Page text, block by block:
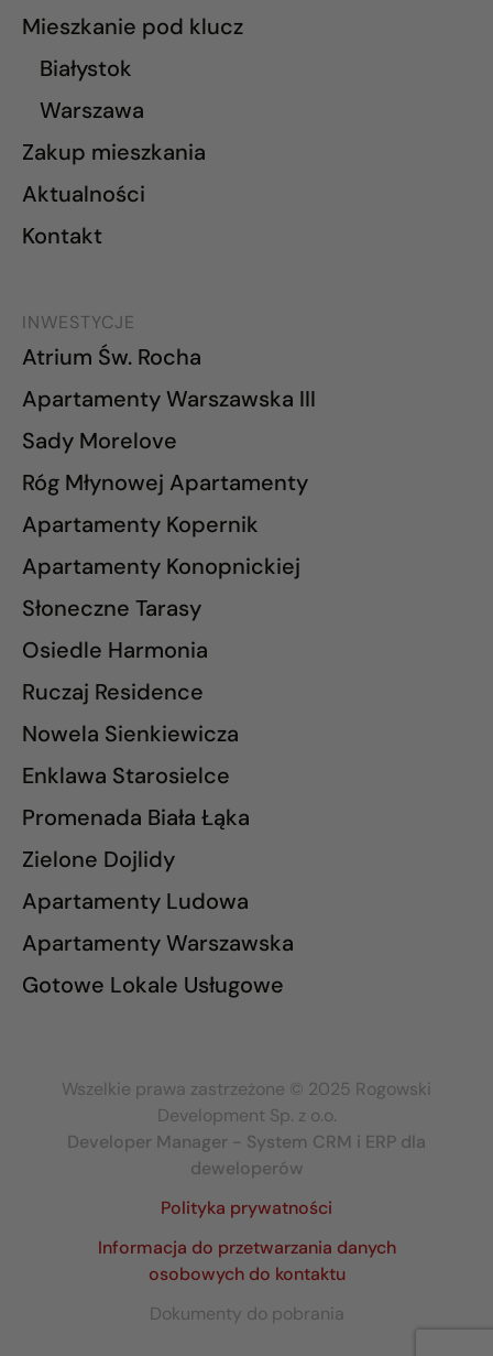
Mieszkanie pod klucz
Białystok
Warszawa
Zakup mieszkania
Aktualności
Kontakt
INWESTYCJE
Atrium Św. Rocha
Apartamenty Warszawska III
Sady Morelove
Róg Młynowej Apartamenty
Apartamenty Kopernik
Apartamenty Konopnickiej
Słoneczne Tarasy
Osiedle Harmonia
Ruczaj Residence
Nowela Sienkiewicza
Enklawa Starosielce
Promenada Biała Łąka
Zielone Dojlidy
Apartamenty Ludowa
Apartamenty Warszawska
Gotowe Lokale Usługowe
Wszelkie prawa zastrzeżone © 2025 Rogowski
Development Sp. z o.o.
Developer Manager - System CRM i ERP dla
deweloperów
Polityka prywatności
Informacja do przetwarzania danych
osobowych do kontaktu
Dokumenty do pobrania